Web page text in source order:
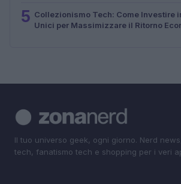
5 Collezionismo Tech: Come Investire
Unici per Massimizzare il Ritorno
Il tuo universo geek, ogni giorno. Nerd
tech, fanatismo tech e shopping per i veri